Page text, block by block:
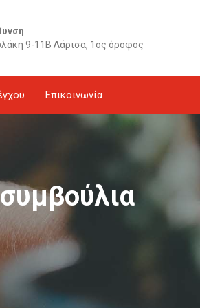
9-11Β Λάρισα, 1ος όροφος
Επικοινωνία